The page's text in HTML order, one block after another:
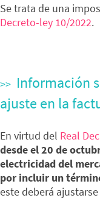
Se trata de una
Decreto-ley 10/2022.
Información
ajuste en la
En virtud del Real
desde el 20 de
electricidad del
por incluir un
este deberá